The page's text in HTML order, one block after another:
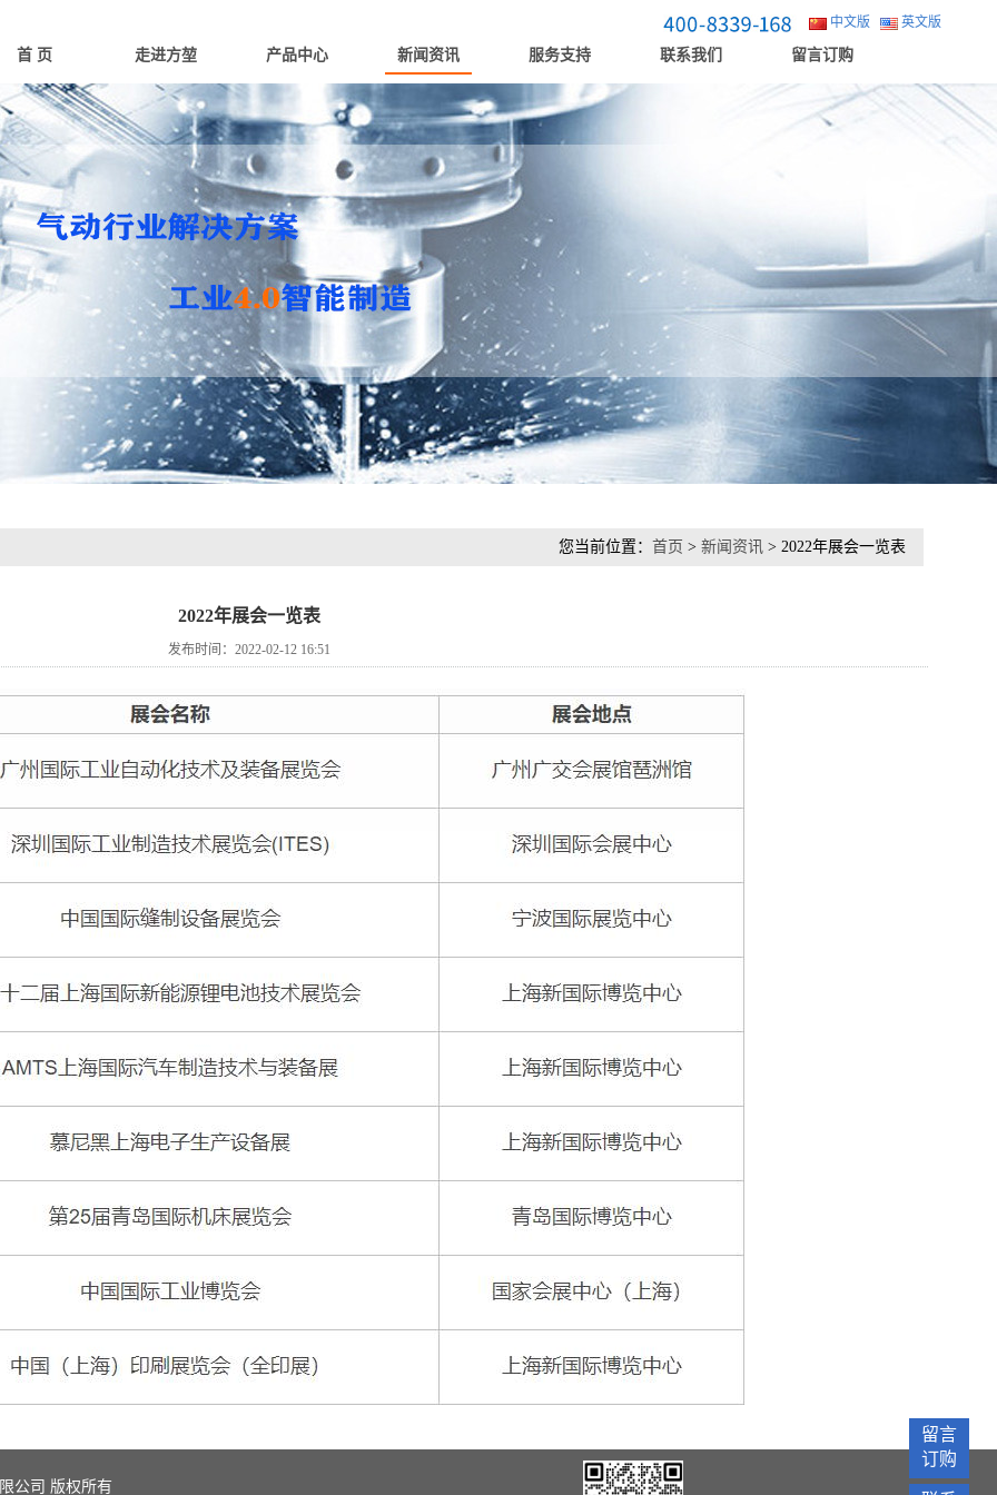
中文版 英文版
首 页 走进方堃 产品中心 新闻资讯 服务支持 联系我们 留言订购
您当前位置： 首页 > 新闻资讯 > 2022年展会一览表
2022年展会一览表
发布时间：2022-02-12 16:51
公司 版权所有
留言
订购